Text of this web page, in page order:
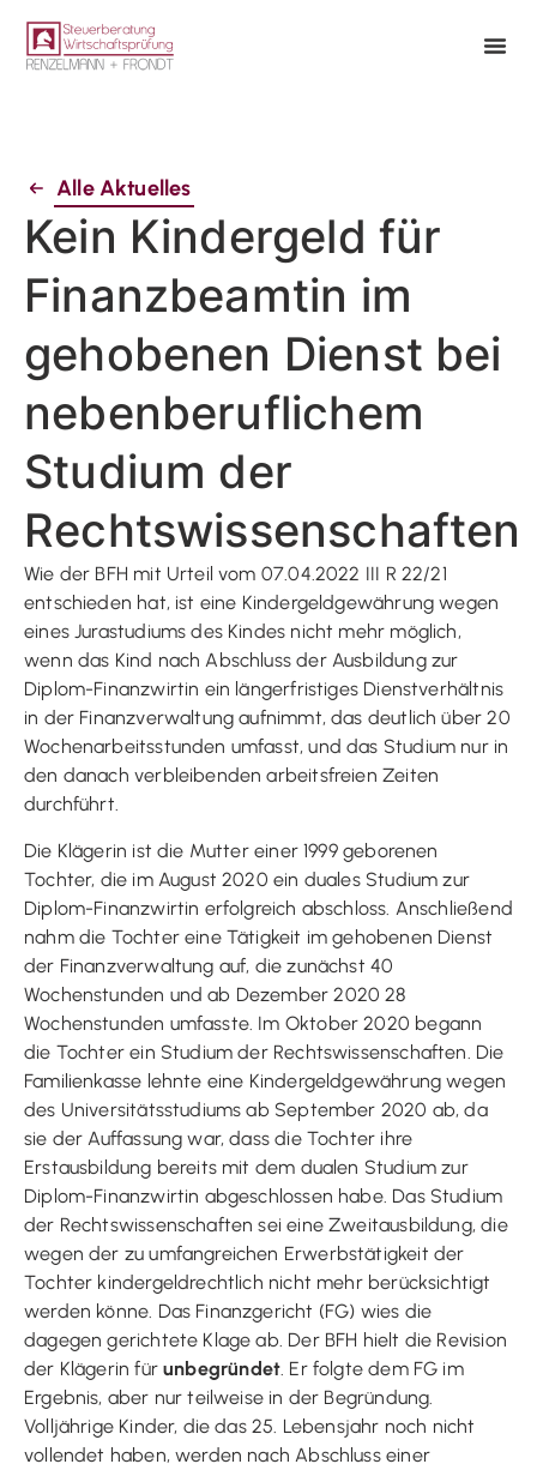
Alle Aktuelles
Kein Kindergeld für
Finanzbeamtin im
gehobenen Dienst bei
nebenberuflichem
Studium der
Rechtswissenschaften
Wie der BFH mit Urteil vom 07.04.2022 III R 22/21
entschieden hat, ist eine Kindergeldgewährung wegen
eines Jurastudiums des Kindes nicht mehr möglich,
wenn das Kind nach Abschluss der Ausbildung zur
Diplom-Finanzwirtin ein längerfristiges Dienstverhältnis
in der Finanzverwaltung aufnimmt, das deutlich über 20
Wochenarbeitsstunden umfasst, und das Studium nur in
den danach verbleibenden arbeitsfreien Zeiten
durchführt.
Die Klägerin ist die Mutter einer 1999 geborenen
Tochter, die im August 2020 ein duales Studium zur
Diplom-Finanzwirtin erfolgreich abschloss. Anschließend
nahm die Tochter eine Tätigkeit im gehobenen Dienst
der Finanzverwaltung auf, die zunächst 40
Wochenstunden und ab Dezember 2020 28
Wochenstunden umfasste. Im Oktober 2020 begann
die Tochter ein Studium der Rechtswissenschaften. Die
Familienkasse lehnte eine Kindergeldgewährung wegen
des Universitätsstudiums ab September 2020 ab, da
sie der Auffassung war, dass die Tochter ihre
Erstausbildung bereits mit dem dualen Studium zur
Diplom-Finanzwirtin abgeschlossen habe. Das Studium
der Rechtswissenschaften sei eine Zweitausbildung, die
wegen der zu umfangreichen Erwerbstätigkeit der
Tochter kindergeldrechtlich nicht mehr berücksichtigt
werden könne. Das Finanzgericht (FG) wies die
dagegen gerichtete Klage ab. Der BFH hielt die Revision
der Klägerin fürunbegründet . Er folgte dem FG im
Ergebnis, aber nur teilweise in der Begründung.
Volljährige Kinder, die das 25. Lebensjahr noch nicht
vollendet haben, werden nach Abschluss einer